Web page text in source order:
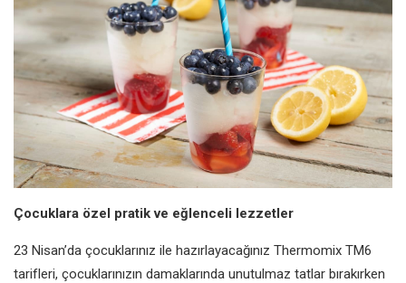
Çocuklara özel pratik ve eğlenceli lezzetler
23 Nisan’da çocuklarınız ile hazırlayacağınız Thermomix TM6
tarifleri, çocuklarınızın damaklarında unutulmaz tatlar bırakırken